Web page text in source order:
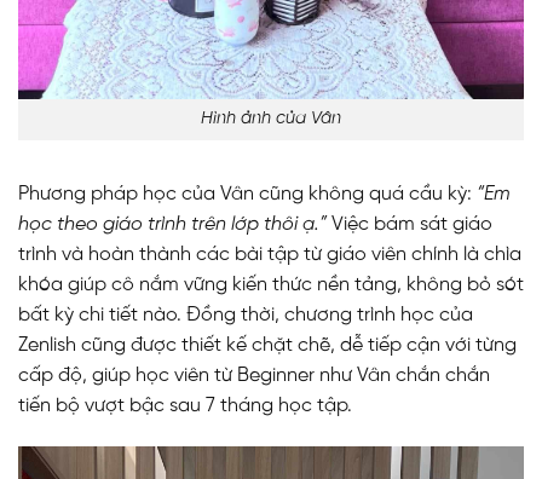
Hình ảnh của Vân
Phương pháp học của Vân cũng không quá cầu kỳ: “Em
học theo giáo trình trên lớp thôi ạ.” Việc bám sát giáo
trình và hoàn thành các bài tập từ giáo viên chính là chìa
khóa giúp cô nắm vững kiến thức nền tảng, không bỏ sót
bất kỳ chi tiết nào. Đồng thời, chương trình học của
Zenlish cũng được thiết kế chặt chẽ, dễ tiếp cận với từng
cấp độ, giúp học viên từ Beginner như Vân chắn chắn
tiến bộ vượt bậc sau 7 tháng học tập.